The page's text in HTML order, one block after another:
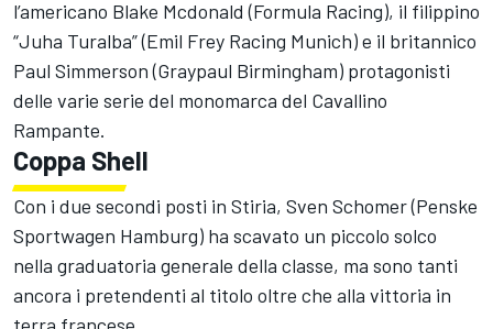
l’americano Blake Mcdonald (Formula Racing), il filippino
“Juha Turalba” (Emil Frey Racing Munich) e il britannico
Paul Simmerson (Graypaul Birmingham) protagonisti
delle varie serie del monomarca del Cavallino
Rampante.
Coppa Shell
Con i due secondi posti in Stiria, Sven Schomer (Penske
Sportwagen Hamburg) ha scavato un piccolo solco
nella graduatoria generale della classe, ma sono tanti
ancora i pretendenti al titolo oltre che alla vittoria in